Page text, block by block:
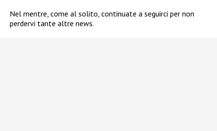
Nel mentre, come al solito, continuate a seguirci per non
perdervi tante altre news.